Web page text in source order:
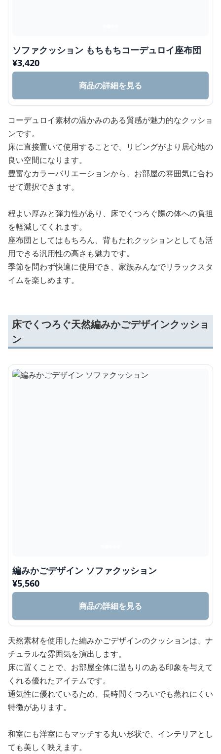
ソファクッション もちもちコーデュロイ座布団
¥3,420
商品の詳細を見る
コーデュロイ素材の温かみのある質感が魅力的なクッショ
ンです。
床に直接置いて使用することで、リビングがより居心地の
良い空間になります。
豊富なカラーバリエーションから、お部屋の雰囲気に合わ
せて選択できます。
程よい厚みと弾力性があり、床でくつろぐ際の体への負担
を軽減してくれます。
座布団としてはもちろん、背もたれクッションとしても活
用できる汎用性の高さも魅力です。
季節を問わず快適に使用でき、家族みんなでリラックスタ
イムを楽しめます。
床でくつろぐ天然編みかごデザインクッショ
ン
編みかごデザイン ソファクッション
¥5,560
商品の詳細を見る
天然素材を使用した編みかごデザインのクッションは、ナ
チュラルな雰囲気を演出します。
床に置くことで、お部屋全体に温もりのある印象を与えて
くれる優れたアイテムです。
通気性に優れているため、長時間くつろいでも蒸れにくい
特徴があります。
和室にも洋室にもマッチする丸い形状で、インテリアとし
ても美しく映えます。